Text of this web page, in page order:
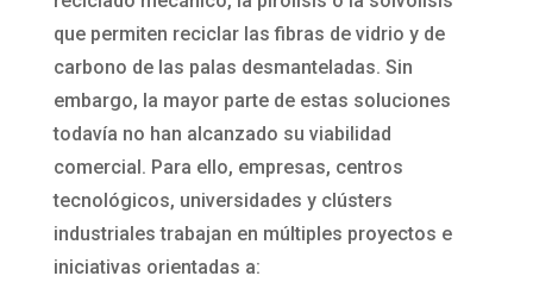
que permiten reciclar las fibras de vidrio y de
carbono de las palas desmanteladas. Sin
embargo, la mayor parte de estas soluciones
todavía no han alcanzado su viabilidad
comercial. Para ello, empresas, centros
tecnológicos, universidades y clústers
industriales trabajan en múltiples proyectos e
iniciativas orientadas a: